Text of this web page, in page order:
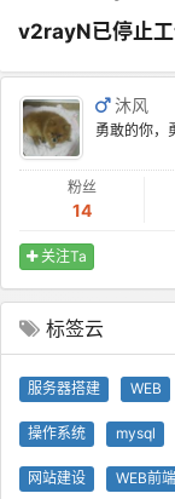
v2rayN已停止
沐风
勇敢的你，
粉丝
14
关注Ta
标签云
服务器搭建 WEB
操作系统 mysql
网站建设 WEB前端